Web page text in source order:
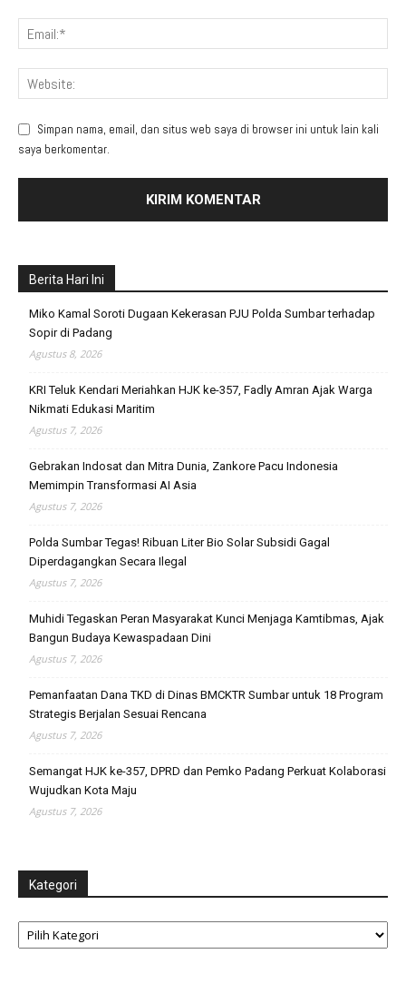
Simpan nama, email, dan situs web saya di browser ini untuk lain kali
saya berkomentar.
Berita Hari Ini
Miko Kamal Soroti Dugaan Kekerasan PJU Polda Sumbar terhadap
Sopir di Padang
Agustus 8, 2026
KRI Teluk Kendari Meriahkan HJK ke-357, Fadly Amran Ajak Warga
Nikmati Edukasi Maritim
Agustus 7, 2026
Gebrakan Indosat dan Mitra Dunia, Zankore Pacu Indonesia
Memimpin Transformasi AI Asia
Agustus 7, 2026
Polda Sumbar Tegas! Ribuan Liter Bio Solar Subsidi Gagal
Diperdagangkan Secara Ilegal
Agustus 7, 2026
Muhidi Tegaskan Peran Masyarakat Kunci Menjaga Kamtibmas, Ajak
Bangun Budaya Kewaspadaan Dini
Agustus 7, 2026
Pemanfaatan Dana TKD di Dinas BMCKTR Sumbar untuk 18 Program
Strategis Berjalan Sesuai Rencana
Agustus 7, 2026
Semangat HJK ke-357, DPRD dan Pemko Padang Perkuat Kolaborasi
Wujudkan Kota Maju
Agustus 7, 2026
Kategori
Kategori